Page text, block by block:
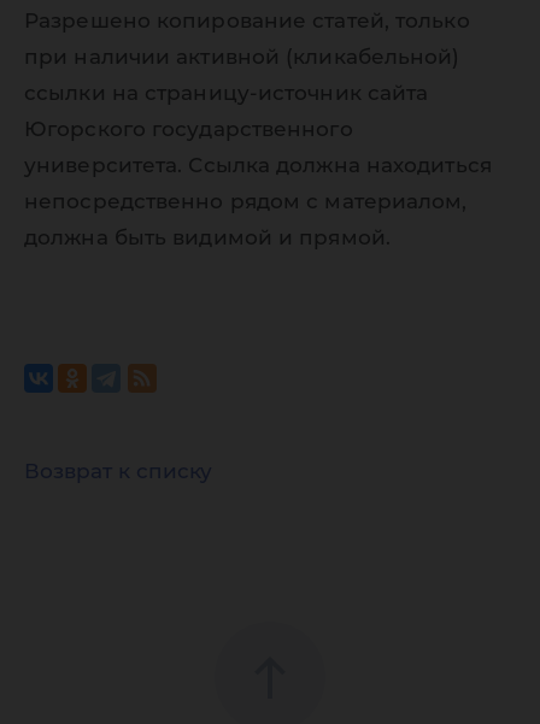
Разрешено копирование статей, только
при наличии активной (кликабельной)
ссылки на страницу-источник сайта
Югорского государственного
университета. Ссылка должна находиться
непосредственно рядом с материалом,
должна быть видимой и прямой.
Возврат к списку